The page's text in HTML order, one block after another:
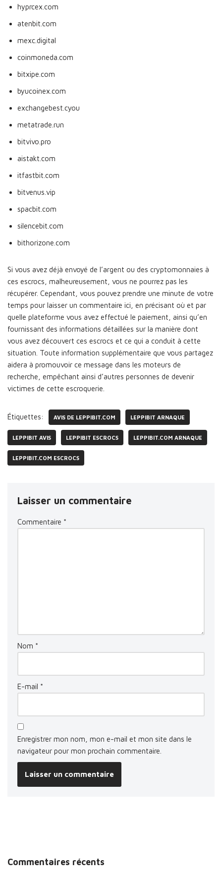
hyprcex.com
atenbit.com
mexc.digital
coinmoneda.com
bitxipe.com
byucoinex.com
exchangebest.cyou
metatrade.run
bitvivo.pro
aistakt.com
itfastbit.com
bitvenus.vip
spacbit.com
silencebit.com
bithorizone.com
Si vous avez déjà envoyé de l’argent ou des cryptomonnaies à
ces escrocs, malheureusement, vous ne pourrez pas les
récupérer. Cependant, vous pouvez prendre une minute de votre
temps pour laisser un commentaire ici, en précisant où et par
quelle plateforme vous avez effectué le paiement, ainsi qu’en
fournissant des informations détaillées sur la manière dont
vous avez découvert ces escrocs et ce qui a conduit à cette
situation. Toute information supplémentaire que vous partagez
aidera à promouvoir ce message dans les moteurs de
recherche, empêchant ainsi d’autres personnes de devenir
victimes de cette escroquerie.
Étiquettes: AVIS DE LEPPIBIT.COM LEPPIBIT ARNAQUE
LEPPIBIT AVIS LEPPIBIT ESCROCS LEPPIBIT.COM ARNAQUE
LEPPIBIT.COM ESCROCS
Laisser un commentaire
Commentaire *
Nom *
E-mail *
Enregistrer mon nom, mon e-mail et mon site dans le
navigateur pour mon prochain commentaire.
Commentaires récents